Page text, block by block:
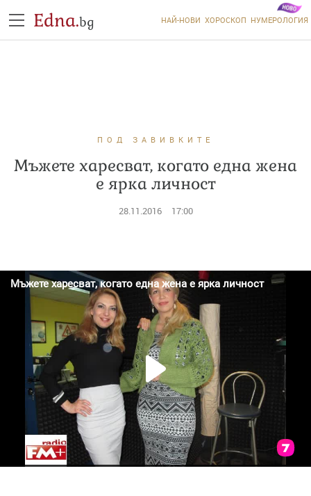
Edna.bg НАЙ-НОВИ ХОРОСКОП НУМЕРОЛОГИЯ
ПОД ЗАВИВКИТЕ
Мъжете харесват, когато една жена
е ярка личност
28.11.2016 17:00